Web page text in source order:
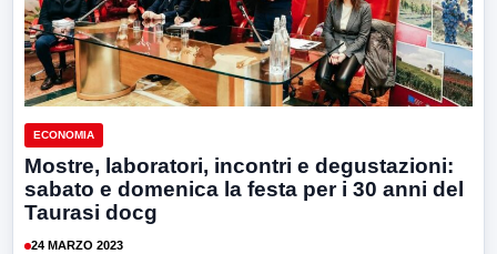
ECONOMIA
Mostre, laboratori, incontri e degustazioni:
sabato e domenica la festa per i 30 anni del
Taurasi docg
24 MARZO 2023